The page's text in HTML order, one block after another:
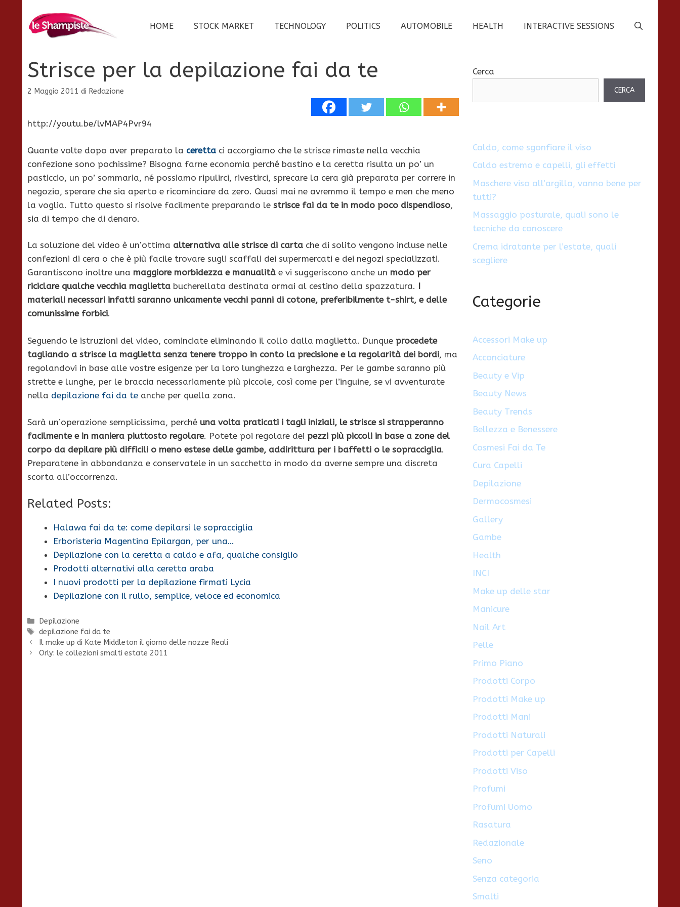
contenuto
HOME STOCK MARKET TECHNOLOGY POLITICS AUTOMOBILE HEALTH INTERACTIVE SESSIONS
Strisce per la depilazione fai da te
2 Maggio 2011 di Redazione
http://youtu.be/lvMAP4Pvr94
Quante volte dopo aver preparato la ceretta ci accorgiamo che le strisce rimaste nella vecchia
confezione sono pochissime? Bisogna farne economia perché bastino e la ceretta risulta un po’ un
pasticcio, un po’ sommaria, né possiamo ripulirci, rivestirci, sprecare la cera già preparata per correre in
negozio, sperare che sia aperto e ricominciare da zero. Quasi mai ne avremmo il tempo e men che meno
la voglia. Tutto questo si risolve facilmente preparando le strisce fai da te in modo poco dispendioso,
sia di tempo che di denaro.
La soluzione del video è un’ottima alternativa alle strisce di carta che di solito vengono incluse nelle
confezioni di cera o che è più facile trovare sugli scaffali dei supermercati e dei negozi specializzati.
Garantiscono inoltre una maggiore morbidezza e manualità e vi suggeriscono anche un modo per
riciclare qualche vecchia maglietta bucherellata destinata ormai al cestino della spazzatura. I
materiali necessari infatti saranno unicamente vecchi panni di cotone, preferibilmente t-shirt, e delle
comunissime forbici.
Seguendo le istruzioni del video, cominciate eliminando il collo dalla maglietta. Dunque procedete
tagliando a strisce la maglietta senza tenere troppo in conto la precisione e la regolarità dei bordi, ma
regolandovi in base alle vostre esigenze per la loro lunghezza e larghezza. Per le gambe saranno più
strette e lunghe, per le braccia necessariamente più piccole, così come per l’inguine, se vi avventurate
nella depilazione fai da te anche per quella zona.
Sarà un’operazione semplicissima, perché una volta praticati i tagli iniziali, le strisce si strapperanno
facilmente e in maniera piuttosto regolare. Potete poi regolare dei pezzi più piccoli in base a zone del
corpo da depilare più difficili o meno estese delle gambe, addirittura per i baffetti o le sopracciglia.
Preparatene in abbondanza e conservatele in un sacchetto in modo da averne sempre una discreta
scorta all’occorrenza.
Related Posts:
Halawa fai da te: come depilarsi le sopracciglia
Erboristeria Magentina Epilargan, per una…
Depilazione con la ceretta a caldo e afa, qualche consiglio
Prodotti alternativi alla ceretta araba
I nuovi prodotti per la depilazione firmati Lycia
Depilazione con il rullo, semplice, veloce ed economica
Categorie
Depilazione
Tag
depilazione fai da te
Il make up di Kate Middleton il giorno delle nozze Reali
Orly: le collezioni smalti estate 2011
Cerca
CERCA
Caldo, come sgonfiare il viso
Caldo estremo e capelli, gli effetti
Maschere viso all’argilla, vanno bene per
tutti?
Massaggio posturale, quali sono le
tecniche da conoscere
Crema idratante per l’estate, quali
scegliere
Categorie
Accessori Make up
Acconciature
Beauty e Vip
Beauty News
Beauty Trends
Bellezza e Benessere
Cosmesi Fai da Te
Cura Capelli
Depilazione
Dermocosmesi
Gallery
Gambe
Health
INCI
Make up delle star
Manicure
Nail Art
Pelle
Primo Piano
Prodotti Corpo
Prodotti Make up
Prodotti Mani
Prodotti Naturali
Prodotti per Capelli
Prodotti Viso
Profumi
Profumi Uomo
Rasatura
Redazionale
Seno
Senza categoria
Smalti